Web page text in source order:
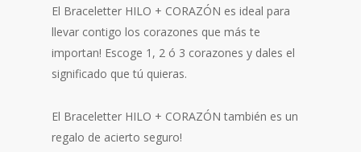
El Braceletter HILO + CORAZÓN es ideal para
llevar contigo los corazones que más te
importan! Escoge 1, 2 ó 3 corazones y dales el
significado que tú quieras.
El Braceletter HILO + CORAZÓN también es un
regalo de acierto seguro!